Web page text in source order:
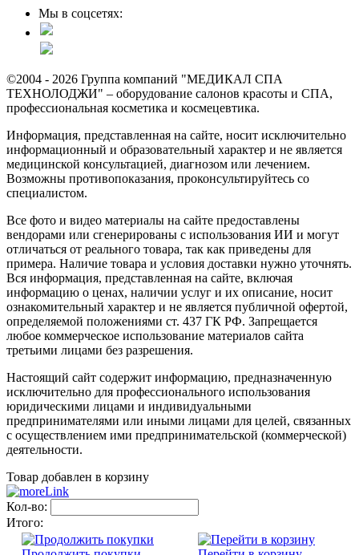
Мы в соцсетях:
©2004 - 2026 Группа компаний "МЕДИКАЛ СПА
ТЕХНОЛОДЖИ" – оборудование салонов красоты и СПА,
профессиональная косметика и космецевтика.
Информация, представленная на сайте, носит исключительно
информационный и образовательный характер и не является
медицинской консультацией, диагнозом или лечением.
Возможны противопоказания, проконсультируйтесь со
специалистом.
Все фото и видео материалы на сайте предоставлены
вендорами или сгенерированы с использования ИИ и могут
отличаться от реального товара, так как приведены для
примера. Наличие товара и условия доставки нужно уточнять.
Вся информация, представленная на сайте, включая
информацию о ценах, наличии услуг и их описание, носит
ознакомительный характер и не является публичной офертой,
определяемой положениями ст. 437 ГК РФ. Запрещается
любое коммерческое использование материалов сайта
третьими лицами без разрешения.
Настоящий сайт содержит информацию, предназначенную
исключительно для профессионального использования
юридическими лицами и индивидуальными
предпринимателями или иными лицами для целей, связанных
с осуществлением ими предпринимательской (коммерческой)
деятельности.
Товар добавлен в корзину
Кол-во:
Итого: